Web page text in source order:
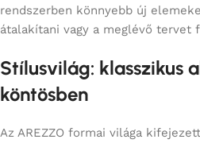
rendszerben könnyebb új
átalakítani vagy a meglévő tervet
Stílusvilág: klasszikus
köntösben
Az AREZZO formai világa